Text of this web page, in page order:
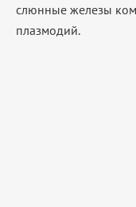
слюнные железы
плазмодий.